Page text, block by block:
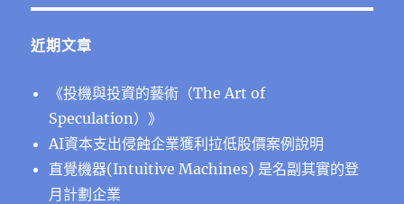
近期文章
《投機與投資的藝術（The Art of
Speculation）》
AI資本支出侵蝕企業獲利拉低股價案例說明
直覺機器(Intuitive Machines) 是名副其實的登
月計劃企業